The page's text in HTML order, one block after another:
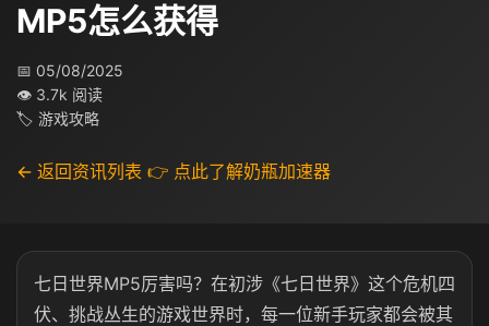
MP5怎么获得
📅 05/08/2025
👁 3.7k 阅读
🏷 游戏攻略
← 返回资讯列表 👉 点此了解奶瓶加速器
七日世界MP5厉害吗？在初涉《七日世界》这个危机四
伏、挑战丛生的游戏世界时，每一位新手玩家都会被其